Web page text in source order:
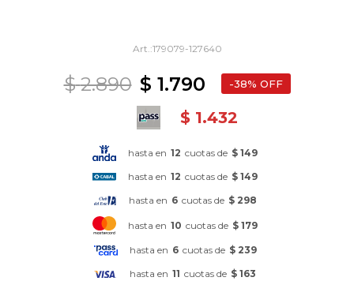
179079-127640
$ 1.790
$ 2.890 38
$ 1.432
hasta en 12 cuotas de $ 149
hasta en 12 cuotas de $ 149
hasta en 6 cuotas de $ 298
hasta en 10 cuotas de $ 179
hasta en 6 cuotas de $ 239
hasta en 11 cuotas de $ 163